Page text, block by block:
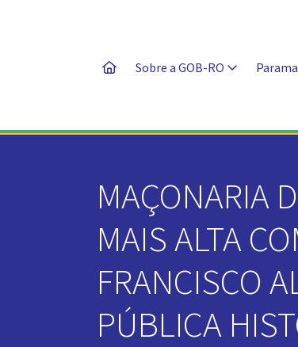
Sobre a GOB-RO
MAÇONARIA
MAIS ALTA
FRANCISCO
PÚBLICA